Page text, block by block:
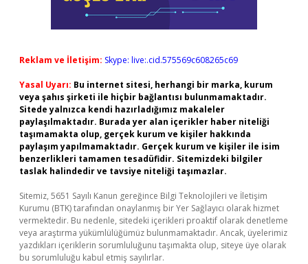
Reklam ve İletişim: Skype: live:.cid.575569c608265c69
Yasal Uyarı: Bu internet sitesi, herhangi bir marka, kurum
veya şahıs şirketi ile hiçbir bağlantısı bulunmamaktadır.
Sitede yalnızca kendi hazırladığımız makaleler
paylaşılmaktadır. Burada yer alan içerikler haber niteliği
taşımamakta olup, gerçek kurum ve kişiler hakkında
paylaşım yapılmamaktadır. Gerçek kurum ve kişiler ile isim
benzerlikleri tamamen tesadüfidir. Sitemizdeki bilgiler
taslak halindedir ve tavsiye niteliği taşımazlar.
Sitemiz, 5651 Sayılı Kanun gereğince Bilgi Teknolojileri ve İletişim
Kurumu (BTK) tarafından onaylanmış bir Yer Sağlayıcı olarak hizmet
vermektedir. Bu nedenle, sitedeki içerikleri proaktif olarak denetleme
veya araştırma yükümlülüğümüz bulunmamaktadır. Ancak, üyelerimiz
yazdıkları içeriklerin sorumluluğunu taşımakta olup, siteye üye olarak
bu sorumluluğu kabul etmiş sayılırlar.